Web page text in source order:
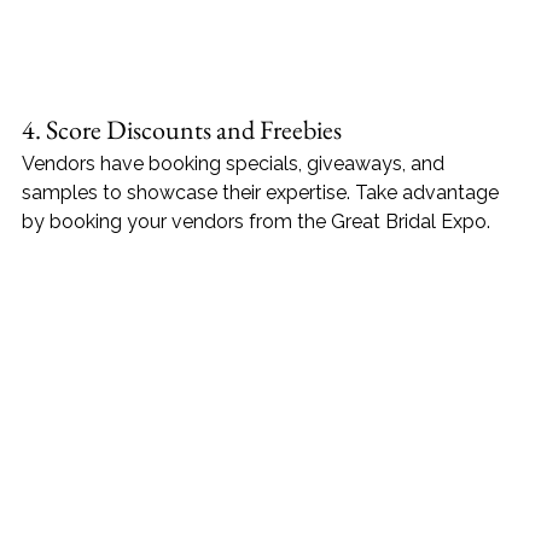
4. Score Discounts and Freebies
Vendors have booking specials, giveaways, and
samples to showcase their expertise. Take advantage
by booking your vendors from the Great Bridal Expo.